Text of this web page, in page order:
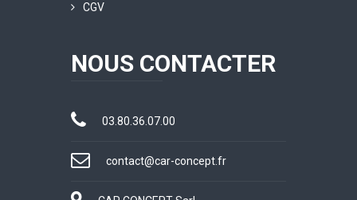
CGV
NOUS CONTACTER
03.80.36.07.00
contact@car-concept.fr